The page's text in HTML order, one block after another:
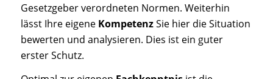
Gesetzgeber verordneten Normen. Weiterhin
lässt Ihre eigene KompetenzSie hier die Situation
bewerten und analysieren. Dies ist ein guter
erster Schutz.